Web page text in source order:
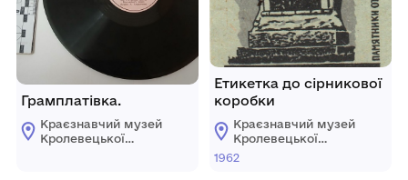
Грамплатівка.
Краєзнавчий музей
Кролевецької
Етикетка до сірникової
коробки
Краєзнавчий музей
Кролевецької
міської ради
1962